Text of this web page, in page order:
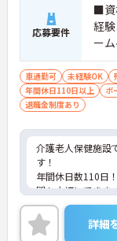
応募要件
■資
経
ー
普
PC
面
車通勤可 未経験OK
年間休日110日以上
ボ
退職金制度あり
介護老人保健施設
す！
年間休日数110日
間も大切にできま
ので安心して長期
ご興味ある方には
細をお話致します
詳細